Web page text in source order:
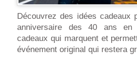
Découvrez des idées cadeaux
anniversaire des 40 ans en
cadeaux qui marquent et
événement original qui restera